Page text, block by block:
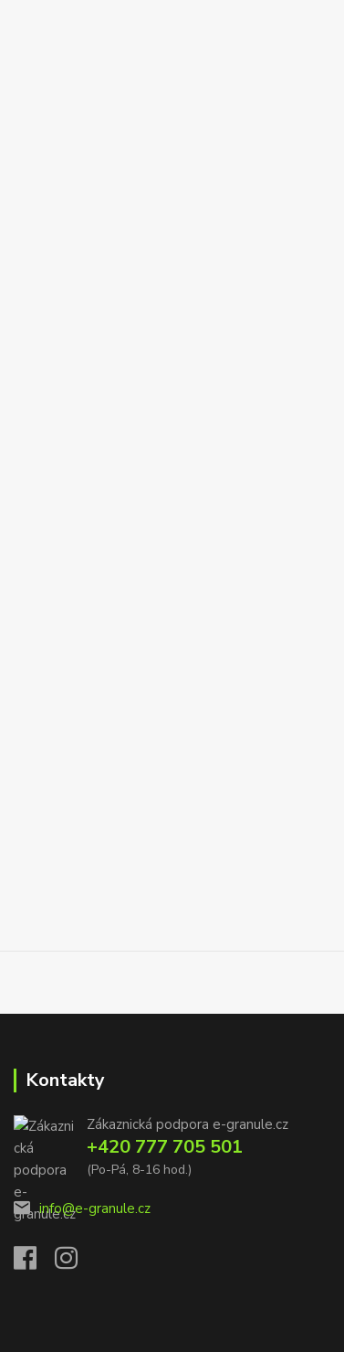
Kontakty
Zákaznická podpora e-granule.cz
+420 777 705 501
(Po-Pá, 8-16 hod.)
info@e-granule.cz